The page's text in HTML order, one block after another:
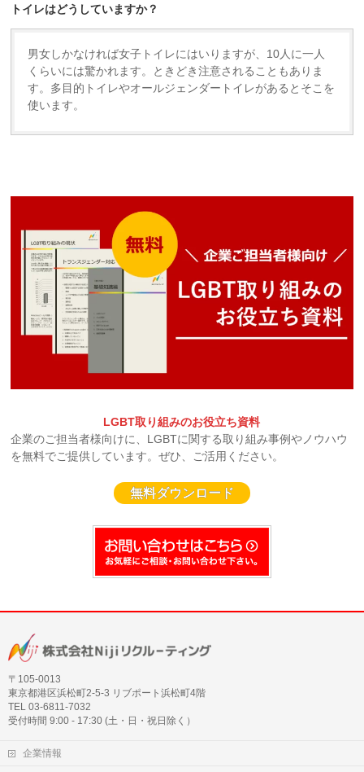
トイレはどうしていますか？
男女しかなければ女子トイレにはいりますが、10人に一人
くらいには驚かれます。ときどき注意されることもありま
す。多目的トイレやオールジェンダートイレがあるとそこを
使います。
LGBT取り組みのお役立ち資料
企業のご担当者様向けに、LGBTに関する取り組み事例やノウハウ
を無料でご提供しています。ぜひ、ご活用ください。
無料ダウンロード
〒105‐0013
東京都港区浜松町2-5-3 リブポート浜松町4階
TEL 03-6811-7032
受付時間 9:00 - 17:30 (土・日・祝日除く）
企業情報